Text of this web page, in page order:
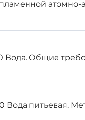
информационном
"Национальные
системе
атомно-
Вода. Общие
Вода питьевая.